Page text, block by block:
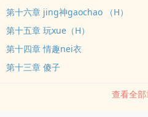
第十六章 jing神gaochao （H）
第十五章 玩xue（H）
第十四章 情趣nei衣
第十三章 傻子
查看全